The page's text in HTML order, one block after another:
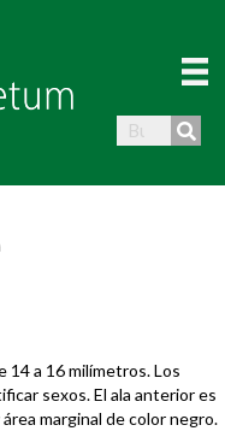
14 a 16 milímetros. Los
sexos. El ala anterior es
marginal de color negro.